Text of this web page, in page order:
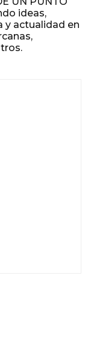
ideas,
y actualidad en